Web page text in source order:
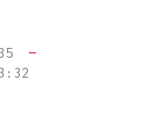
—